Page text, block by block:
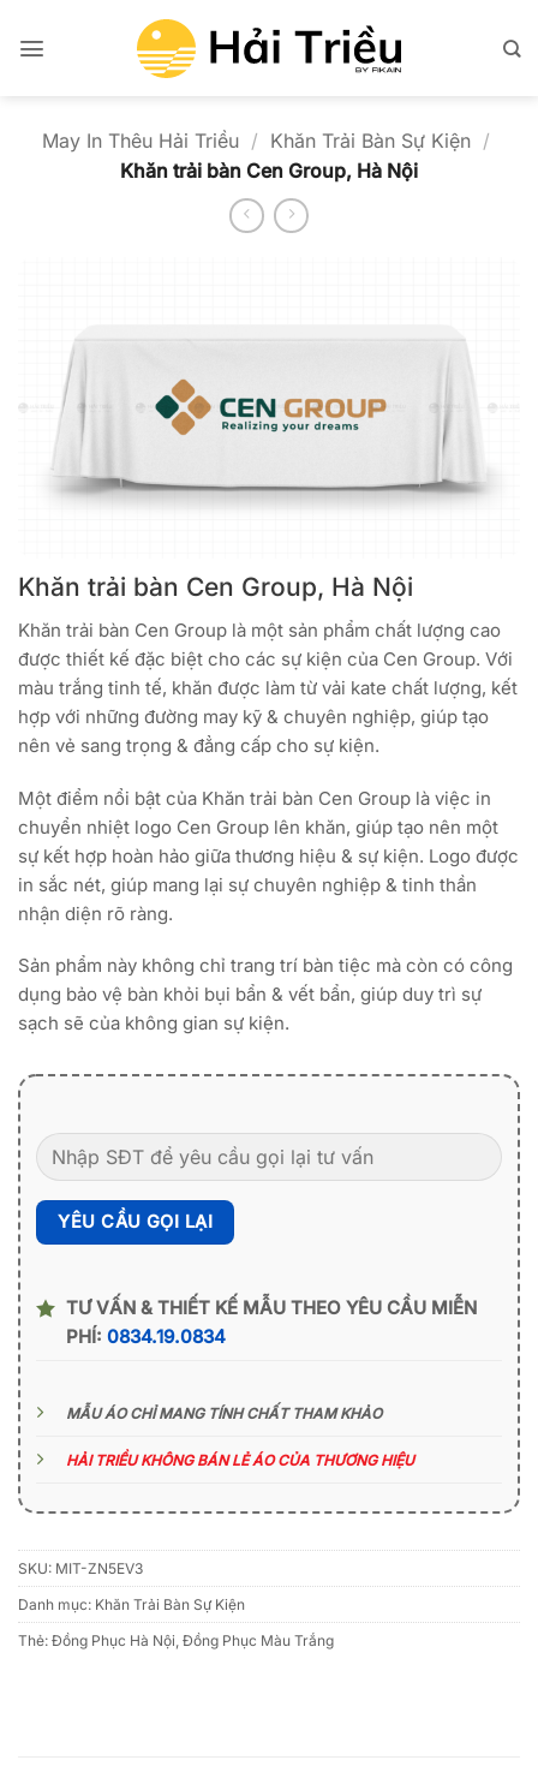
qua
May In Thêu Hải Triều / Khăn Trải Bàn Sự Kiện /
Khăn trải bàn Cen Group, Hà Nội
Khăn trải bàn Cen Group, Hà Nội
Khăn trải bàn Cen Group là một sản phẩm chất lượng cao
được thiết kế đặc biệt cho các sự kiện của Cen Group. Với
màu trắng tinh tế, khăn được làm từ vải kate chất lượng, kết
hợp với những đường may kỹ & chuyên nghiệp, giúp tạo
nên vẻ sang trọng & đẳng cấp cho sự kiện.
Một điểm nổi bật của Khăn trải bàn Cen Group là việc in
chuyển nhiệt logo Cen Group lên khăn, giúp tạo nên một
sự kết hợp hoàn hảo giữa thương hiệu & sự kiện. Logo được
in sắc nét, giúp mang lại sự chuyên nghiệp & tinh thần
nhận diện rõ ràng.
Sản phẩm này không chỉ trang trí bàn tiệc mà còn có công
dụng bảo vệ bàn khỏi bụi bẩn & vết bẩn, giúp duy trì sự
sạch sẽ của không gian sự kiện.
TƯ VẤN & THIẾT KẾ MẪU THEO YÊU CẦU MIỄN
PHÍ: 0834.19.0834
MẪU ÁO CHỈ MANG TÍNH CHẤT THAM KHẢO
HẢI TRIỀU KHÔNG BÁN LẺ ÁO CỦA THƯƠNG HIỆU
SKU: MIT-ZN5EV3
Danh mục: Khăn Trải Bàn Sự Kiện
Thẻ: Đồng Phục Hà Nội Đồng Phục Màu Trắng